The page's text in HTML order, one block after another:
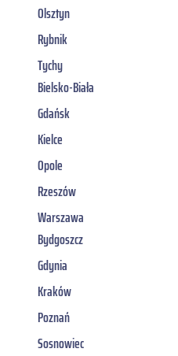
Olsztyn
Rybnik
Tychy
Bielsko-Biała
Gdańsk
Kielce
Opole
Rzeszów
Warszawa
Bydgoszcz
Gdynia
Kraków
Poznań
Sosnowiec